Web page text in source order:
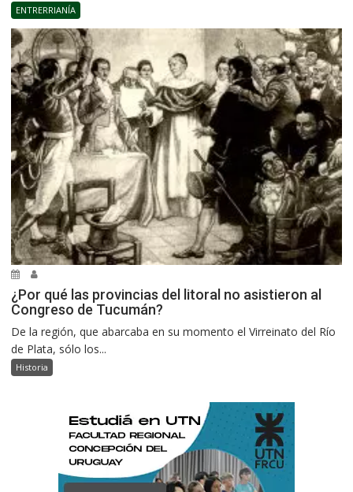
ENTRERRIANÍA
¿Por qué las provincias del litoral no asistieron al
Congreso de Tucumán?
De la región, que abarcaba en su momento el Virreinato del Río
de Plata, sólo los...
Historia